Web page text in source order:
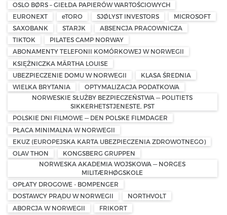
OSLO BØRS – GIEŁDA PAPIERÓW WARTOŚCIOWYCH
EURONEXT
eTORO SJØLYST INVESTORS
MICROSOFT
SAXOBANK
STARJK
ABSENCJA PRACOWNICZA
TIKTOK
PILATES CAMP NORWAY
ABONAMENTY TELEFONII KOMÓRKOWEJ W NORWEGII
KSIĘŻNICZKA MÄRTHA LOUISE
UBEZPIECZENIE DOMU W NORWEGII
KLASA ŚREDNIA
WIELKA BRYTANIA
OPTYMALIZACJA PODATKOWA
NORWESKIE SŁUŻBY BEZPIECZEŃSTWA — POLITIETS
SIKKERHETSTJENESTE, PST
POLSKIE DNI FILMOWE — DEN POLSKE FILMDAGER
PŁACA MINIMALNA W NORWEGII
EKUZ (EUROPEJSKA KARTA UBEZPIECZENIA ZDROWOTNEGO)
OLAV THON
KONGSBERG GRUPPEN
NORWESKA AKADEMIA WOJSKOWA — NORGES
MILITÆRHØGSKOLE
OPŁATY DROGOWE - BOMPENGER
DOSTAWCY PRĄDU W NORWEGII
NORTHVOLT
ABORCJA W NORWEGII
FRIKORT